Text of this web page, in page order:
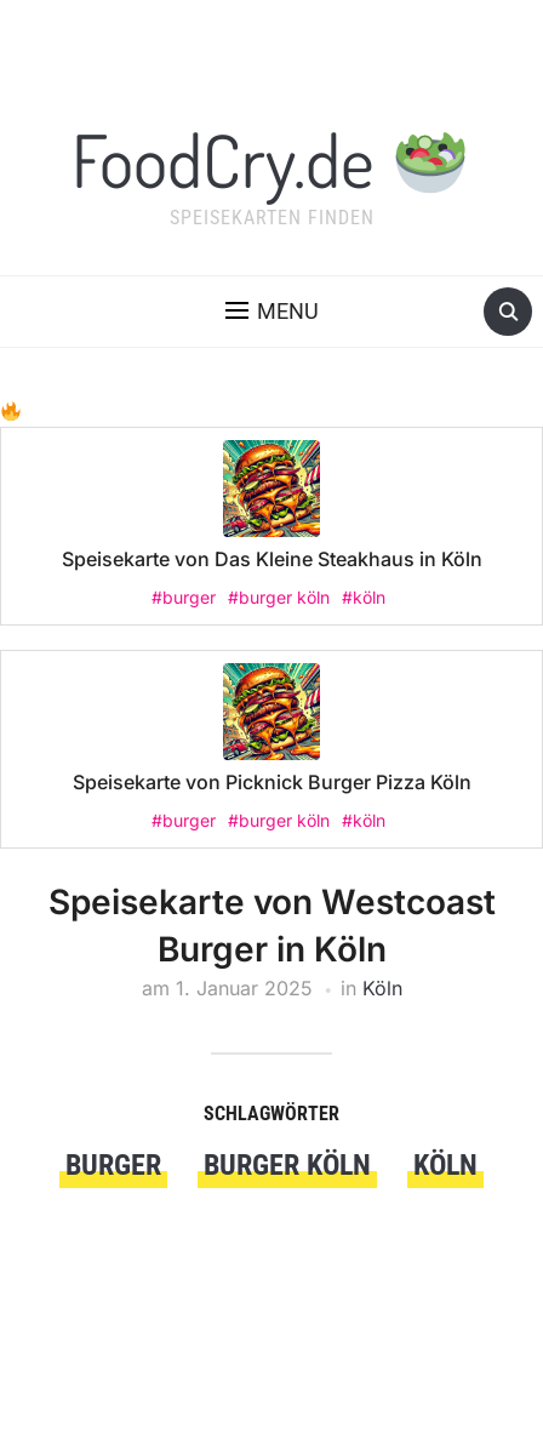
FoodCry.de
SPEISEKARTEN FINDEN
MENU
Speisekarte von Das Kleine Steakhaus in Köln
#burger #burger köln #köln
Speisekarte von Picknick Burger Pizza Köln
#burger #burger köln #köln
Speisekarte von Westcoast
Burger in Köln
am 1. Januar 2025 in Köln
SCHLAGWÖRTER
BURGER BURGER KÖLN KÖLN